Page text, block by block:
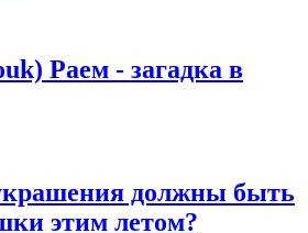
Раем - загадка в
должны быть
этим летом?